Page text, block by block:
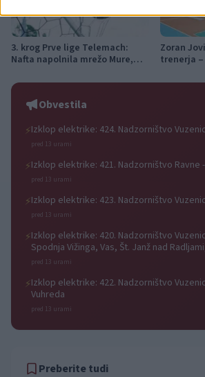
3. krog Prve lige Telemach:
Nafta napolnila mrežo Mure,
zmage
Zoran
trenerja –
Obvestila
⚡Izklop elektrike: 424. Nadzorništvo
pred 13 urami
⚡Izklop elektrike: 421. Nadzorništvo Ravne
pred 13 urami
⚡Izklop elektrike: 423. Nadzorništvo
pred 13 urami
⚡Izklop elektrike: 420. Nadzorništvo
Spodnja Vižinga, Vas, Št. Janž nad
pred 13 urami
⚡Izklop elektrike: 422. Nadzorništvo
Vuhreda
pred 13 urami
Preberite tudi